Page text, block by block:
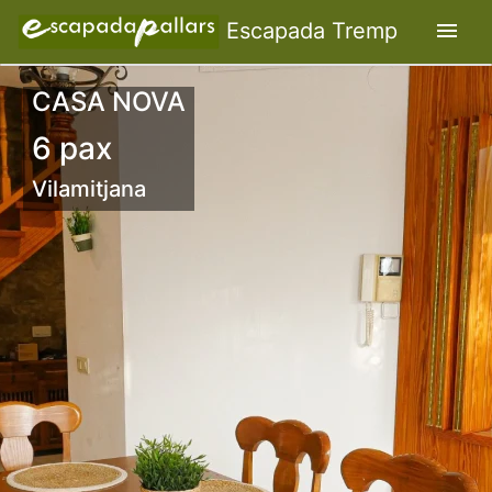
Escapada Tremp menu
CASA NOVA
6 pax
Vilamitjana